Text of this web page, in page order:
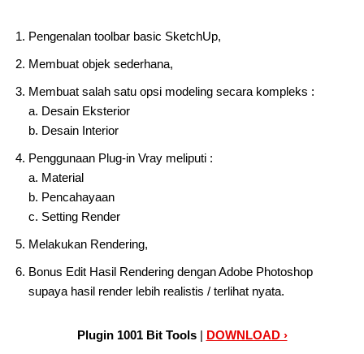
Pengenalan toolbar basic SketchUp,
Membuat objek sederhana,
Membuat salah satu opsi modeling secara kompleks :
a. Desain Eksterior
b. Desain Interior
Penggunaan Plug-in Vray meliputi :
a. Material
b. Pencahayaan
c. Setting Render
Melakukan Rendering,
Bonus Edit Hasil Rendering dengan Adobe Photoshop
supaya hasil render lebih realistis / terlihat nyata.
Plugin 1001 Bit Tools | DOWNLOAD ›